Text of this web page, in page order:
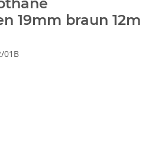
19mm braun 12m
01B